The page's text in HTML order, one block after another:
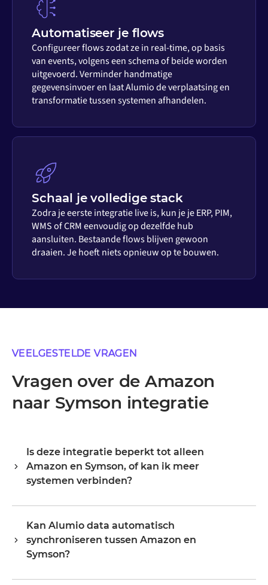
Automatiseer je flows
Configureer flows zodat ze in real-time, op basis
van events, volgens een schema of beide worden
uitgevoerd. Verminder handmatige
gegevensinvoer en laat Alumio de verplaatsing en
transformatie tussen systemen afhandelen.
Schaal je volledige stack
Zodra je eerste integratie live is, kun je je ERP, PIM,
WMS of CRM eenvoudig op dezelfde hub
aansluiten. Bestaande flows blijven gewoon
draaien. Je hoeft niets opnieuw op te bouwen.
VEELGESTELDE VRAGEN
Vragen over de Amazon
naar Symson integratie
Is deze integratie beperkt tot alleen
Amazon en Symson, of kan ik meer
systemen verbinden?
verbonden zijn, breid je hetzelfde platform uit naar je
ERP, PIM, WMS, CRM of een ander systeem in je
landschap, waarbij je bestaande configuratie
Organisaties starten doorgaans met één of twee
Kan Alumio data automatisch
synchroniseren tussen Amazon en
Symson?